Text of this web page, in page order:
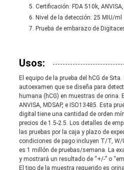
Certificación: FDA 510k,
Nivel de la detección: 25 MIU/ml
Prueba de embarazo de
Usos:
El equipo de la prueba del hCG de
autoexamen que se diseña para
humana (hCG) en muestras de orina.
ANVISA, MDSAP, e ISO13485. Esta
digital tiene una cantidad de orden
precios de 1.5-2.5. Los detalles de
las pruebas por la caja y plazo de
condiciones de pago incluyen T/T,
es 1 millón de pruebas/semana. La
y mostrará un resultado de “+/-” o
El tipo de la muestra requerido es